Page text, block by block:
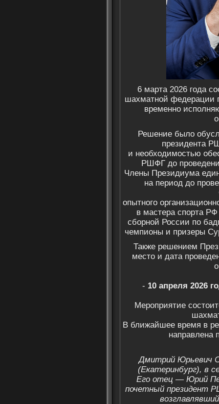
6 марта 2026 года
шахматной федерации
временно
Решение было
президента
и необходимостью
РШФГ до
Члены Президиума
на период до
опытного
в мастера спорта
сборной России по
чемпионы и призеры
Также решением
место и дата
- 10 апреля 2026
Мероприятие
В ближайшее время в
направлена
Дмитрий Юрьевич
(Екатеринбург), в
Его отец — Юрий
почетный президент